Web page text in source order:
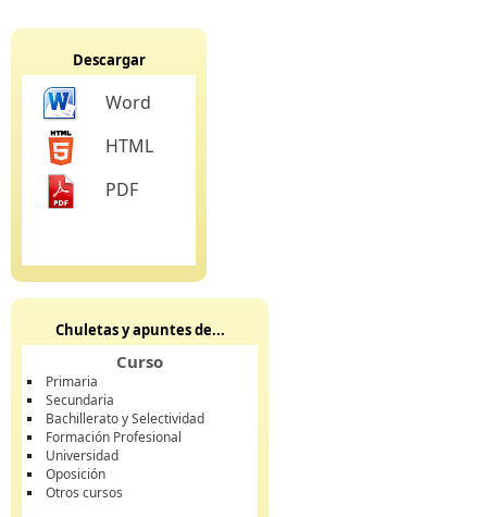
Descargar
Word
HTML
PDF
Chuletas y apuntes de...
Curso
Primaria
Secundaria
Bachillerato y Selectividad
Formación Profesional
Universidad
Oposición
Otros cursos